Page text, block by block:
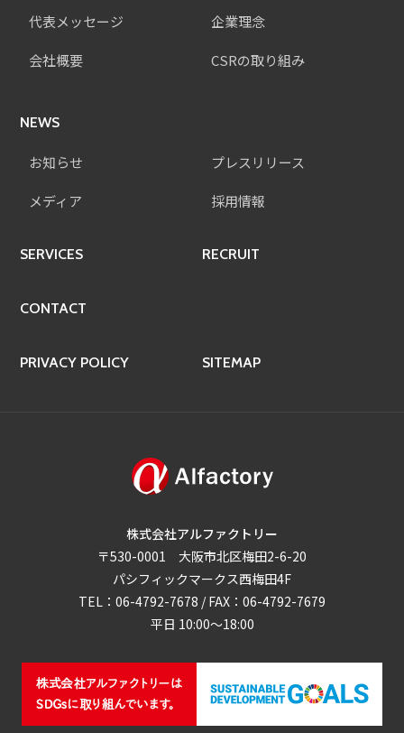
代表メッセージ 企業理念
会社概要 CSRの取り組み
NEWS
お知らせ プレスリリース
メディア 採用情報
SERVICES RECRUIT
CONTACT
PRIVACY POLICY SITEMAP
株式会社アルファクトリー
〒530-0001 大阪市北区梅田2-6-20
パシフィックマークス西梅田4F
TEL：06-4792-7678 / FAX：06-4792-7679
平日 10:00～18:00